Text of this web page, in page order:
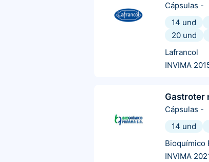
Cápsulas -
14 und
20 und
Lafrancol
INVIMA
Gastroter
Cápsulas -
14 und
Bioquímico
INVIMA